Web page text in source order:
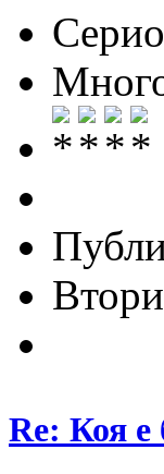
Re: Коя е